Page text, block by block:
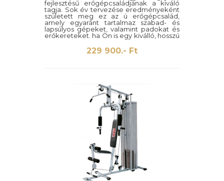
fejlesztésű erőgépcsaládjának a kiváló
tagja. Sok év tervezése eredményeként
született meg ez az ú erőgépcsalád,
amely egyaránt tartalmaz szabad- és
lapsúlyos gépeket, valamint padokat és
erőkereteket. ha Ön is egy kiválló, hosszú
éveken át tartós és megbízható
terméket keres, akkor válogasson
kedvére a Tunturi termékek széles és
229 900.- Ft